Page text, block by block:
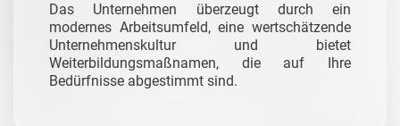
Das Unternehmen überzeugt durch ein
modernes Arbeitsumfeld, eine wertschätzende
Unternehmenskultur und bietet
Weiterbildungsmaßnamen, die auf Ihre
Bedürfnisse abgestimmt sind.